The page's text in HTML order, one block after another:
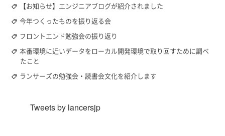
【お知らせ】エンジニアブログが紹介されました
今年つくったものを振り返る会
フロントエンド勉強会の振り返り
本番環境に近いデータをローカル開発環境で取り回すために調べ
たこと
ランサーズの勉強会・読書会文化を紹介します
Tweets by lancersjp